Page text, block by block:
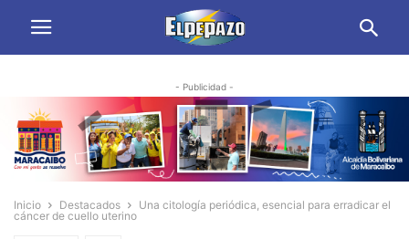
- Publicidad -
Inicio Destacados
Una citología periódica, esencial para erradicar el
cáncer de cuello uterino